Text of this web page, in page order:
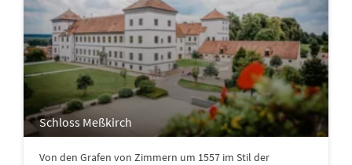
Schloss Meßkirch
Von den Grafen von Zimmern um 1557 im Stil der